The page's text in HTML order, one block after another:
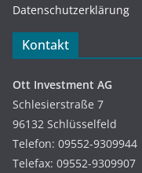
Datenschutzerklärung
Kontakt
Ott Investment AG
Schlesierstraße 7
96132 Schlüsselfeld
Telefon: 09552-9309944
Telefax: 09552-9309907